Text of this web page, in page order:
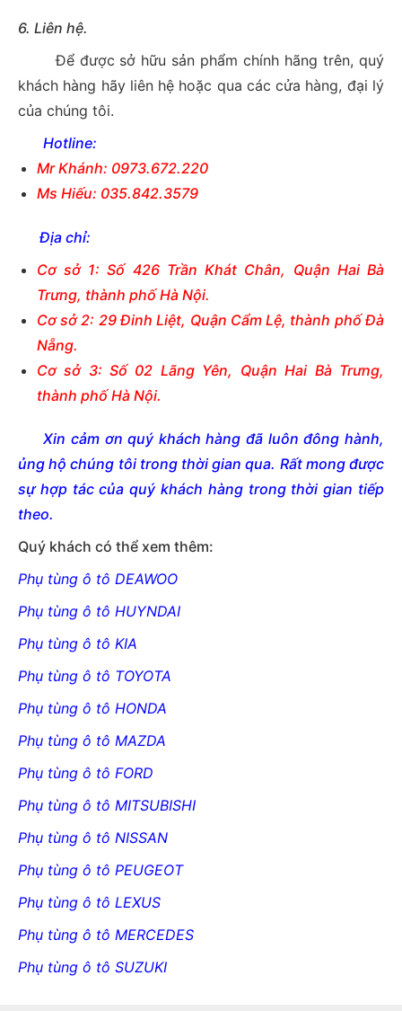
6. Liên hệ.
Để được sở hữu sản phẩm chính hãng trên, quý
khách hàng hãy liên hệ hoặc qua các cửa hàng, đại lý
của chúng tôi.
Hotline:
Mr Khánh: 0973.672.220
Ms Hiếu: 035.842.3579
Địa chỉ:
Cơ sở 1: Số 426 Trần Khát Chân, Quận Hai Bà
Trưng, thành phố Hà Nội.
Cơ sở 2: 29 Đinh Liệt, Quận Cẩm Lệ, thành phố Đà
Nẵng.
Cơ sở 3: Số 02 Lãng Yên, Quận Hai Bà Trưng,
thành phố Hà Nội.
Xin cảm ơn quý khách hàng đã luôn đông hành,
ủng hộ chúng tôi trong thời gian qua. Rất mong được
sự hợp tác của quý khách hàng trong thời gian tiếp
theo.
Quý khách có thể xem thêm:
Phụ tùng ô tô DEAWOO
Phụ tùng ô tô HUYNDAI
Phụ tùng ô tô KIA
Phụ tùng ô tô TOYOTA
Phụ tùng ô tô HONDA
Phụ tùng ô tô MAZDA
Phụ tùng ô tô FORD
Phụ tùng ô tô MITSUBISHI
Phụ tùng ô tô NISSAN
Phụ tùng ô tô PEUGEOT
Phụ tùng ô tô LEXUS
Phụ tùng ô tô MERCEDES
Phụ tùng ô tô SUZUKI